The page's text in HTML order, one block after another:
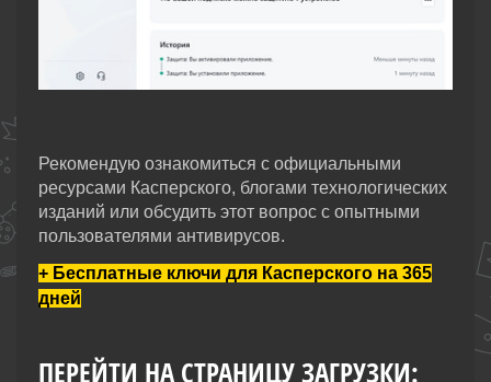
Рекомендую ознакомиться с официальными
ресурсами Касперского, блогами технологических
изданий или обсудить этот вопрос с опытными
пользователями антивирусов.
+ Бесплатные ключи для Касперского на 365
дней
ПЕРЕЙТИ НА СТРАНИЦУ ЗАГРУЗКИ: